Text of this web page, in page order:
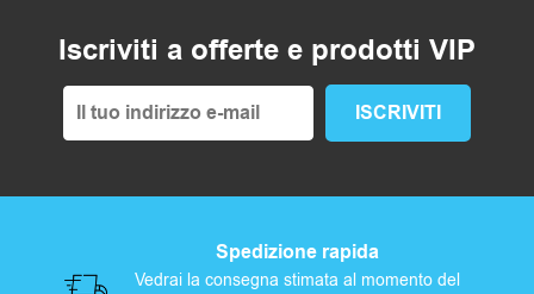
Iscriviti a offerte e prodotti VIP
Spedizione rapida
Vedrai la consegna stimata al momento del